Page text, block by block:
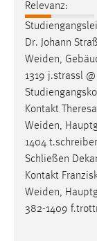
Relevanz:
Dr. Johann
Weiden,
1319 j.strassl
Kontakt
Weiden,
1404
Schließen
Kontakt
Weiden,
382-1409
Cookie
3 Monate
Name:
_fbp
Anbieter:
Facebook
Zweck: